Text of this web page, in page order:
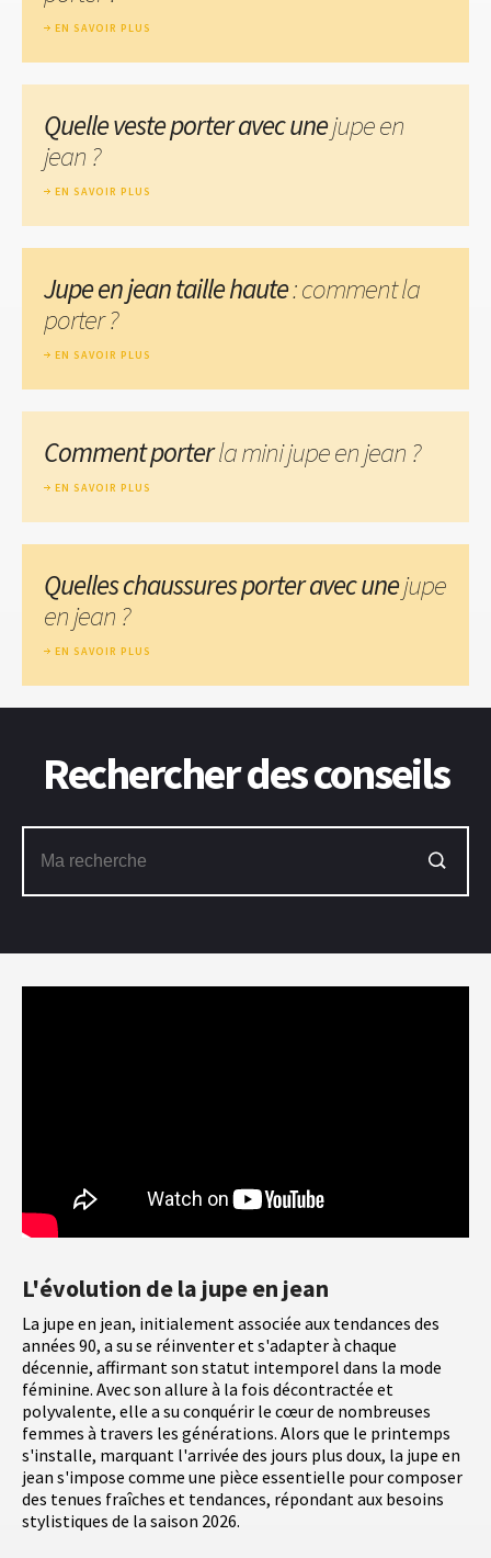
L'évolution de la jupe en jean
La jupe en jean, initialement associée aux tendances des
années 90, a su se réinventer et s'adapter à chaque
décennie, affirmant son statut intemporel dans la mode
féminine. Avec son allure à la fois décontractée et
polyvalente, elle a su conquérir le cœur de nombreuses
femmes à travers les générations. Alors que le printemps
s'installe, marquant l'arrivée des jours plus doux, la jupe en
jean s'impose comme une pièce essentielle pour composer
des tenues fraîches et tendances, répondant aux besoins
stylistiques de la saison 2026.
EN SAVOIR PLUS
Quelle veste porter avec unejupe en
jean ?
EN SAVOIR PLUS
Jupe en jean taille haute: comment la
porter ?
EN SAVOIR PLUS
Comment porterla mini jupe en jean ?
EN SAVOIR PLUS
Quelles chaussures porter avec unejupe
en jean ?
EN SAVOIR PLUS
Rechercher des conseils